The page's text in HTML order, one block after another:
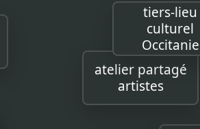
atelier partagé
artistes
tiers-lieu
culturel
Occitanie